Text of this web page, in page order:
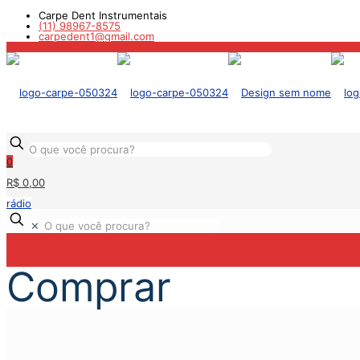
Carpe Dent Instrumentais
(11) 98967-8575
carpedent1@gmail.com
0
R$ 0,00
rádio
✕
Comprar